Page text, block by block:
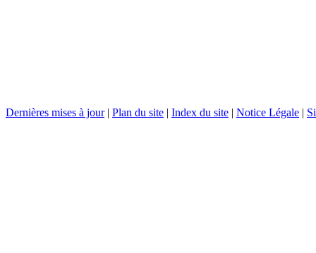
Dernières mises à jour| Plan du site | Index du site | Notice Légale |